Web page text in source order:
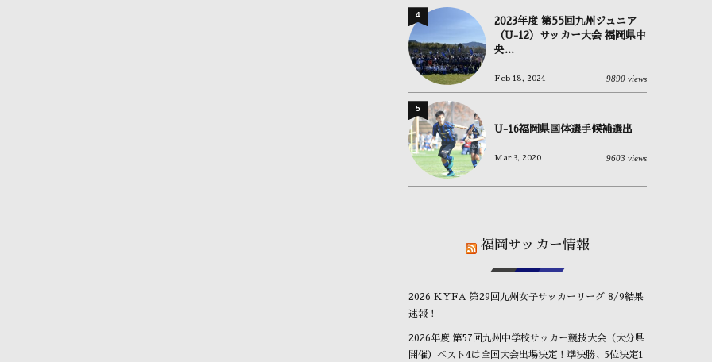
2023年度 第55回九州ジュニア
（U-12）サッカー大会 福岡県中
央...
Feb 18, 2024 9890 views
4
U-16福岡県国体選手候補選出
Mar 3, 2020 9603 views
5
福岡サッカー情報
2026 KYFA 第29回九州女子サッカーリーグ 8/9結果
速報！
2026年度 第57回九州中学校サッカー競技大会（大分県
開催）ベスト4は全国大会出場決定！準決勝、5位決定1